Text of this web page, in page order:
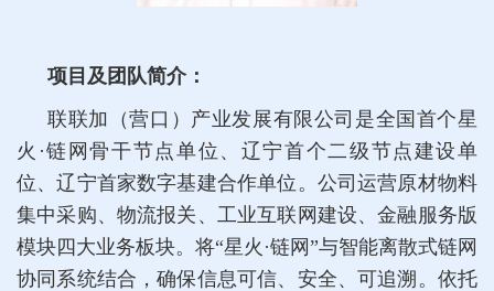
项目及团队简介：
联联加（营口）产业发展有限公司是全国首个星
火·链网骨干节点单位、辽宁首个二级节点建设单
位、辽宁首家数字基建合作单位。公司运营原材物料
集中采购、物流报关、工业互联网建设、金融服务版
模块四大业务板块。将“星火·链网”与智能离散式链网
协同系统结合，确保信息可信、安全、可追溯。依托